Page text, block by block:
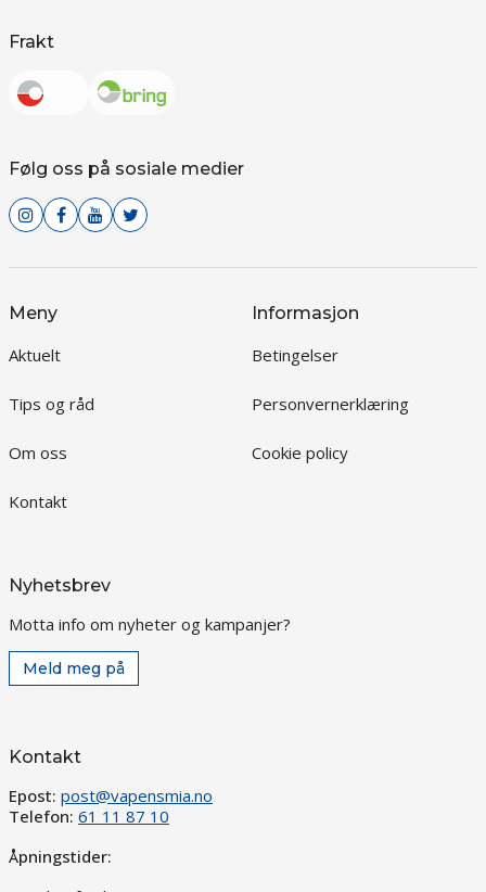
Frakt
Følg oss på sosiale medier
Meny
Aktuelt
Tips og råd
Om oss
Kontakt
Informasjon
Betingelser
Personvernerklæring
Cookie policy
Nyhetsbrev
Motta info om nyheter og kampanjer?
Meld meg på
Kontakt
Epost: post@vapensmia.no
Telefon: 61 11 87 10
Åpningstider: